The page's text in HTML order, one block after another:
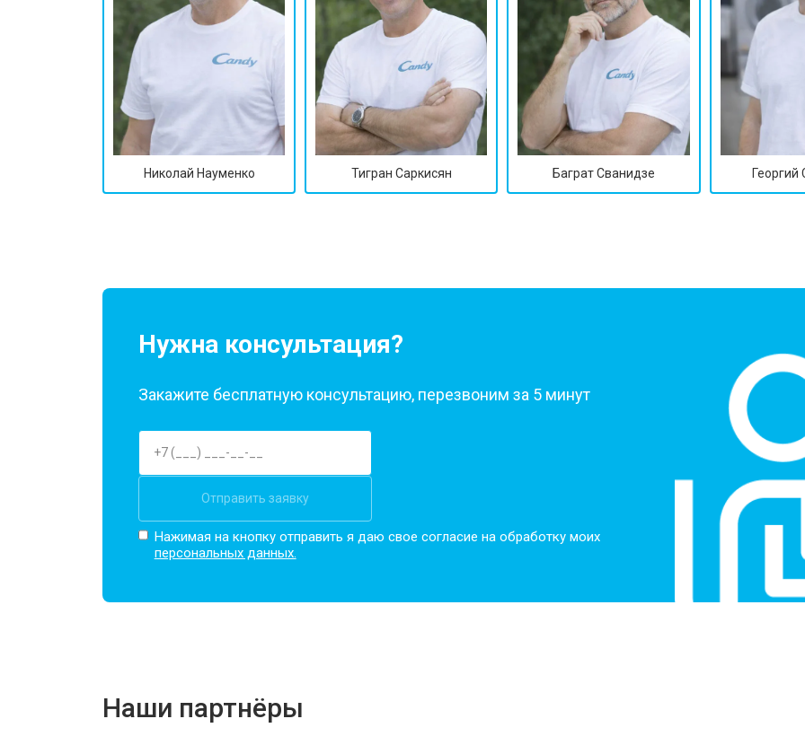
Николай Науменко Тигран Саркисян Баграт Сванидзе Георгий
Нужна консультация?
Закажите бесплатную консультацию, перезвоним за 5 минут
Отправить заявку
Нажимая на кнопку отправить я даю свое согласие на обработку моих
персональных данных.
Наши партнёры